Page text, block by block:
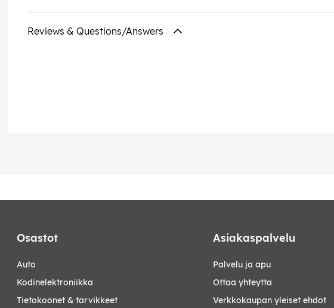
Reviews & Questions/Answers
Osastot
auto
kodinelektroniikka
tietokoonet & tarvikkeet
Asiakaspalvelu
Palvelu ja apu
Ottaa yhteytta
Verkkokaupan yleiset ehdot